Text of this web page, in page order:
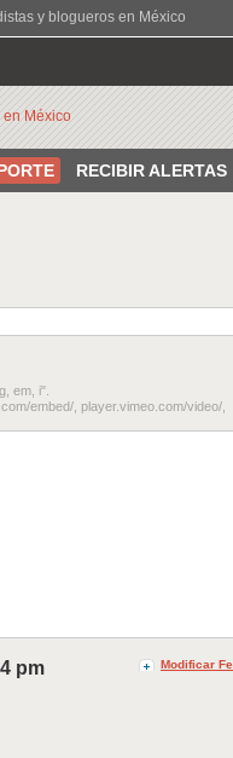
y blogueros en México
RECIBIR ALERTAS
em, i".
embed/, player.vimeo.com/video/,
Modificar
pm